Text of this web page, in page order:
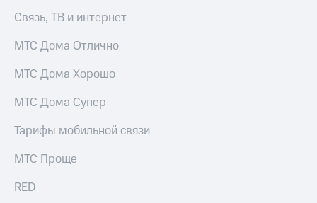
Связь, ТВ и интернет
МТС Дома Отлично
МТС Дома Хорошо
МТС Дома Супер
Тарифы мобильной связи
МТС Проще
RED